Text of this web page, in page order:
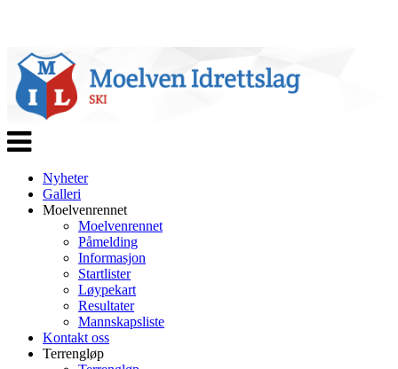
Veksle
navigasjon
Nyheter
Galleri
Moelvenrennet
Moelvenrennet
Påmelding
Informasjon
Startlister
Løypekart
Resultater
Mannskapsliste
Kontakt oss
Terrengløp